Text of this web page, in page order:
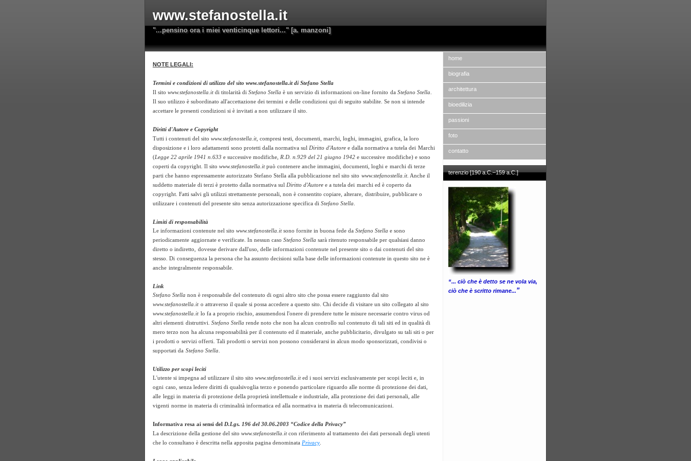
www.stefanostella.it
"...pensino ora i miei venticinque lettori..." [a. manzoni]
home
biografia
architettura
bioedilizia
passioni
foto
contatto
terenzio [190 a.C.–159 a.C.]
“... ciò che è detto se ne vola via,
ciò che è scritto rimane...”
NOTE LEGALI:
Termini e condizioni di utilizzo del sito www.stefanostella.it di Stefano Stella
Il sito www.stefanostella.itdi titolarità di Stefano Stella è un servizio di informazioni on-line fornito da Stefano Stella
Il suo utilizzo è subordinato all'accettazione dei termini e delle condizioni qui di seguito stabilite. Se non si intende
accettare le presenti condizioni si è invitati a non utilizzare il sito.
Diritti d'Autore e Copyright
Tutti i contenuti del sito www.stefanostella.it, compresi testi, documenti, marchi, loghi, immagini, grafica, la loro
disposizione e i loro adattamenti sono protetti dalla normativa sul Diritto d'Autore e dalla normativa a tutela dei Marchi
(Legge 22 aprile 1941 n.633 e successive modifiche, R.D. n.929 del 21 giugno 1942 e successive modifiche) e sono
coperti da copyright. Il sito www.stefanostella.itpuò contenere anche immagini, documenti, loghi e marchi di terze
parti che hanno espressamente autorizzato Stefano Stella alla pubblicazione nel sito sito www.stefanostella.it. Anche il
suddetto materiale di terzi è protetto dalla normativa sul Diritto d'Autore e a tutela dei marchi ed è coperto da
copyright. Fatti salvi gli utilizzi strettamente personali, non è consentito copiare, alterare, distribuire, pubblicare o
utilizzare i contenuti del presente sito senza autorizzazione specifica di Stefano Stella
Limiti di responsabilità
Le informazioni contenute nel sito www.stefanostella.itsono fornite in buona fede da Stefano Stella e sono
periodicamente aggiornate e verificate. In nessun caso Stefano Stella sarà ritenuto responsabile per qualsiasi danno
diretto o indiretto,
dovesse derivare dall'uso, delle informazioni contenute nel presente sito o dai contenuti del sito
stesso. Di conseguenza la persona che ha assunto decisioni sulla base delle informazioni contenute in questo sito ne è
anche integralmente responsabile.
Link
Stefano Stella non è responsabile del contenuto di ogni altro sito che possa essere raggiunto dal sito
www.stefanostella.it o attraverso il quale si possa accedere a questo sito. Chi decide di visitare un sito collegato al sito
www.stefanostella.it lo fa a proprio rischio, assumendosi l'onere di prendere tutte le misure necessarie contro virus od
altri elementi distruttivi. Stefano Stella rende noto che non ha alcun controllo sul contenuto di tali siti ed in qualità di
mero terzo non ha alcuna responsabilità per il contenuto ed il materiale, anche pubblicitario, divulgato su tali siti o per
i prodotti o servizi offerti. Tali prodotti o servizi non possono considerarsi in alcun modo sponsorizzati, condivisi o
supportati da Stefano Stella
Utilizzo per scopi leciti
L'utente si impegna ad utilizzare il sito sito www.stefanostella.ited i suoi servizi esclusivamente per scopi leciti e, in
ogni caso, senza ledere diritti di qualsivoglia terzo e ponendo particolare riguardo alle norme di protezione dei dati,
alle leggi in materia di protezione della proprietà intellettuale e industriale, alla protezione dei dati personali, alle
vigenti norme in materia di criminalità informatica ed alla normativa in materia di telecomunicazioni.
Informativa resa ai sensi del D.Lgs. 196 del 30.06.2003 “Codice della Privacy”
La descrizione della gestione del sito www.stefanostella.itcon riferimento al trattamento dei dati personali degli utenti
che lo consultano è descritta nella apposita pagina denominata Privacy